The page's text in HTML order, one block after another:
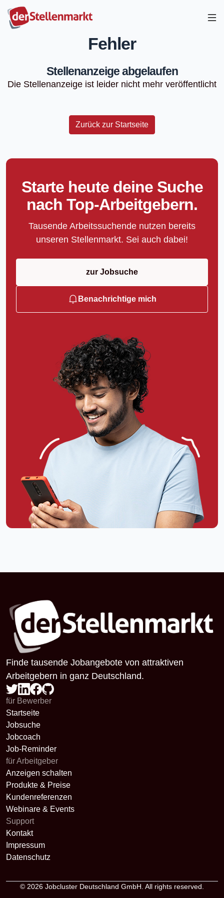
Fehler
Stellenanzeige abgelaufen
Die Stellenanzeige ist leider nicht mehr veröffentlicht
Zurück zur Startseite
Starte heute deine Suche
nach Top-Arbeitgebern.
Tausende Arbeitssuchende nutzen bereits
unseren Stellenmarkt. Sei auch dabei!
zur Jobsuche
Benachrichtige mich
Finde tausende Jobangebote von attraktiven
Arbeitgebern in ganz Deutschland.
für Bewerber
Startseite
Jobsuche
Jobcoach
Job-Reminder
für Arbeitgeber
Anzeigen schalten
Produkte & Preise
Kundenreferenzen
Webinare & Events
Support
Kontakt
Impressum
Datenschutz
© 2026 Jobcluster Deutschland GmbH. All rights reserved.